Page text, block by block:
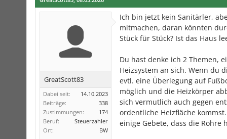
GreatScott83
Dabei seit:
14.10.2023
Beiträge:
338
Zustimmungen:
174
Beruf:
Steuerzahler
Ort:
BW
Ich bin jetzt kein Sanitärler,
mitmachen, daran könnten
Stück für Stück? Ist das Haus
Du hast denke ich 2 Themen,
Heizsystem an sich. Wenn du
evtl. eine Überlegung auf
möglich und die Heizkörper
sich vermutlich auch gegen
ordentliche Heizfläche
einige Gebete, dass die Rohre